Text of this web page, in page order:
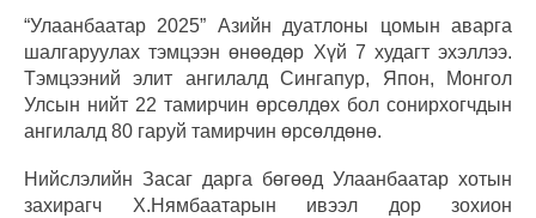
“Улаанбаатар 2025” Азийн дуатлоны цомын аварга
шалгаруулах тэмцээн өнөөдөр Хүй 7 худагт эхэллээ.
Тэмцээний элит ангилалд Сингапур, Япон, Монгол
Улсын нийт 22 тамирчин өрсөлдөх бол сонирхогчдын
ангилалд 80 гаруй тамирчин өрсөлдөнө.
Нийслэлийн Засаг дарга бөгөөд Улаанбаатар хотын
захирагч Х.Нямбаатарын ивээл дор зохион